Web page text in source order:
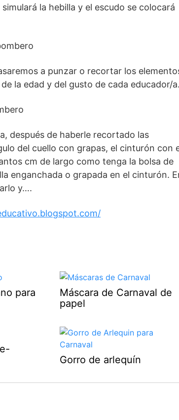
la hebilla y el escudo se colocará
a punzar o recortar los
la edad y del gusto de cada educador/a.
después de haberle recortado las
del cuello con grapas, el cinturón con
cm de largo como tenga la bolsa de
enganchada o grapada en el cinturón.
y….
para
Máscara de Carnaval de
papel
Gorro de arlequín